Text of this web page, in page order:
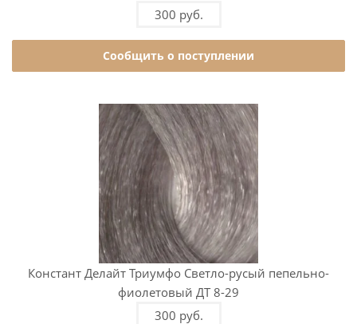
300 руб.
Сообщить о поступлении
Констант Делайт Триумфо Светло-русый пепельно-
фиолетовый ДТ 8-29
300 руб.